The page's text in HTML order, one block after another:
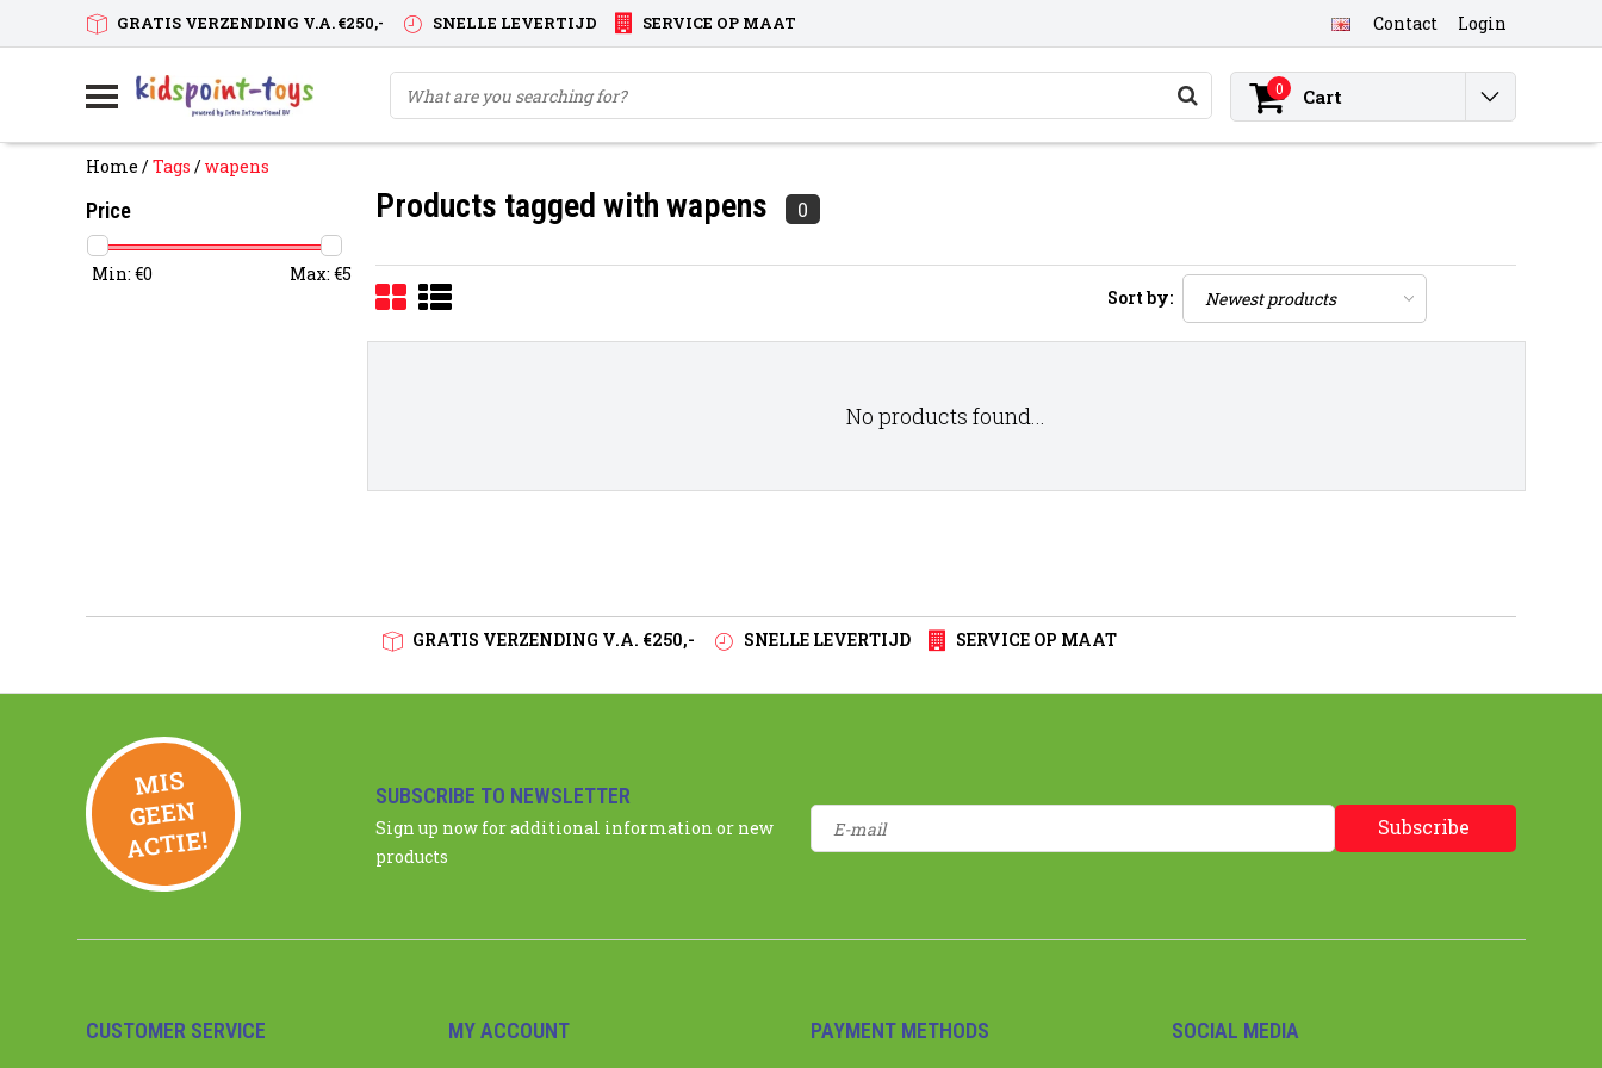
GRATIS VERZENDING V.A. €250,- SNELLE LEVERTIJD SERVICE OP MAAT Contact Login
0 Cart
Home /Tags /wapens
Price
Min: €0 Max: €5
Products tagged with wapens 0
Sort by:
No products found...
GRATIS VERZENDING V.A. €250,- SNELLE LEVERTIJD SERVICE OP MAAT
MIS
GEE
N
ACTIE!
SUBSCRIBE TO NEWSLETTER
Sign up now for additional information or new
products
Subscribe
CUSTOMER SERVICE MY ACCOUNT PAYMENT METHODS SOCIAL MEDIA